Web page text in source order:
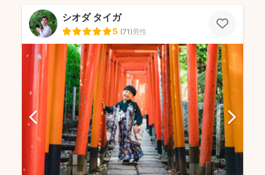
シオダ タイガ
5 (71)男性